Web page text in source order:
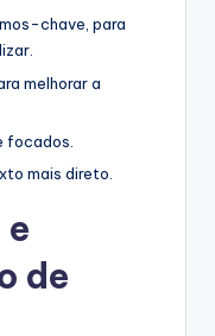
chave, para
melhorar a
focados.
mais direto.
de